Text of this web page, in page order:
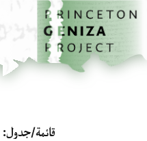
إلى المحتوى الرئيسي
الرئيسية
قائمة/جدول